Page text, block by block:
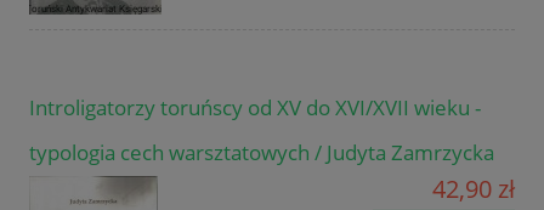
Introligatorzy toruńscy od XV do XVI/XVII wieku -
typologia cech warsztatowych / Judyta Zamrzycka
42,90 zł